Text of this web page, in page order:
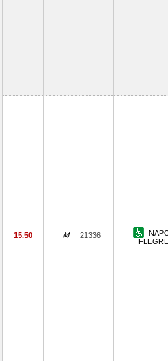
15.50 21336